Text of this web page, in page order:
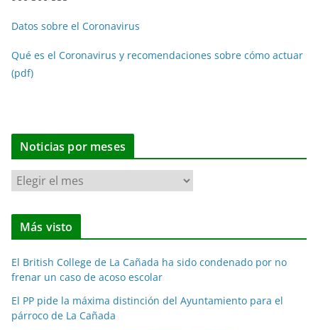
Datos sobre el Coronavirus
Qué es el Coronavirus y recomendaciones sobre cómo actuar
(pdf)
Noticias por meses
N
o
t
i
a
s
p
Más visto
El British College de La Cañada ha sido condenado por no
frenar un caso de acoso escolar
El PP pide la máxima distinción del Ayuntamiento para el
párroco de La Cañada